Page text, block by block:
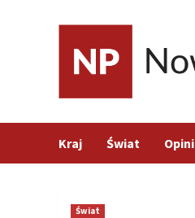
Kraj Świat
Świat